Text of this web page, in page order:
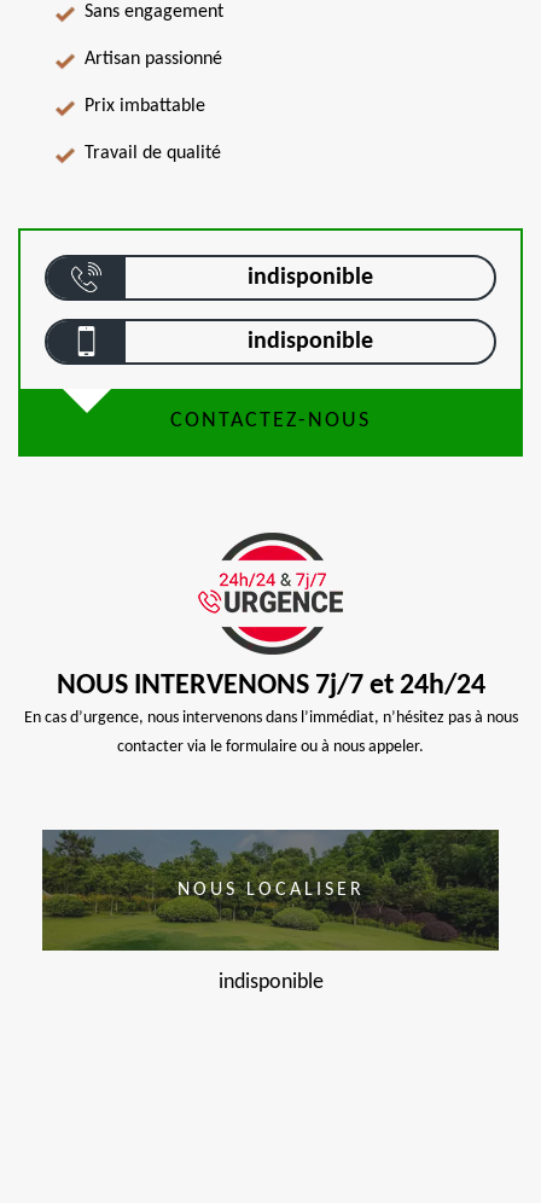
Sans engagement
Artisan passionné
Prix imbattable
Travail de qualité
indisponible
indisponible
CONTACTEZ-NOUS
NOUS INTERVENONS 7j/7 et 24h/24
En cas d’urgence, nous intervenons dans l’immédiat, n’hésitez pas à nous
contacter via le formulaire ou à nous appeler.
NOUS LOCALISER
indisponible